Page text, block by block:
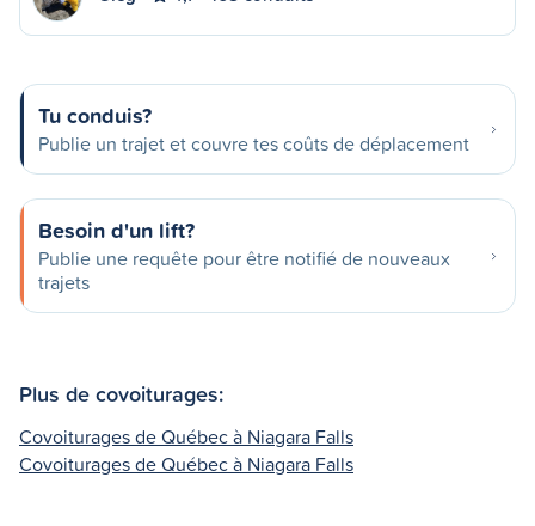
Tu conduis?
Publie un trajet et couvre tes coûts de déplacement
Besoin d'un lift?
Publie une requête pour être notifié de nouveaux
trajets
Plus de covoiturages:
Covoiturages de Québec à Niagara Falls
Covoiturages de Québec à Niagara Falls